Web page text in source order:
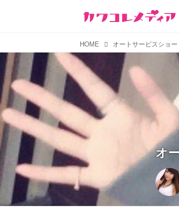
HOME オートサービスショー
オ